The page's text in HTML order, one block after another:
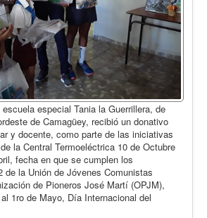
especial Tania la Guerrillera, de
de Camagüey, recibió un donativo
y docente, como parte de las iniciativas
la Central Termoeléctrica 10 de Octubre
fecha en que se cumplen los
de la Unión de Jóvenes Comunistas
de Pioneros José Martí (OPJM),
1ro de Mayo, Día Internacional del